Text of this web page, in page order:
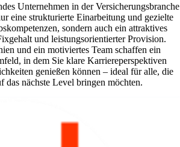
Unternehmen in der Versicherungsbranche
eine strukturierte Einarbeitung und gezielte
sondern auch ein attraktives
und leistungsorientierter Provision.
und ein motiviertes Team schaffen ein
in dem Sie klare Karriereperspektiven
genießen können – ideal für alle, die
das nächste Level bringen möchten.